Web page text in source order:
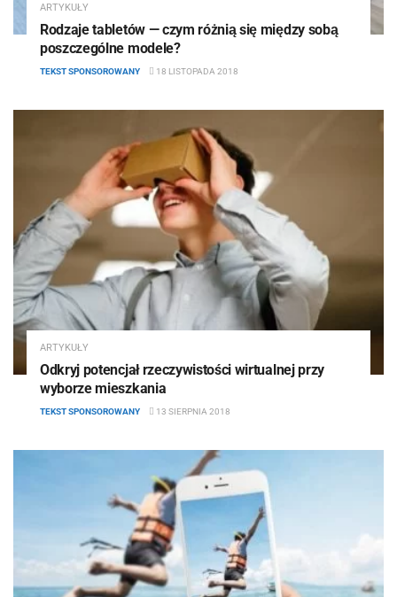
ARTYKUŁY
Rodzaje tabletów — czym różnią się między sobą
poszczególne modele?
TEKST SPONSOROWANY 18 LISTOPADA 2018
ARTYKUŁY
Odkryj potencjał rzeczywistości wirtualnej przy
wyborze mieszkania
TEKST SPONSOROWANY 13 SIERPNIA 2018